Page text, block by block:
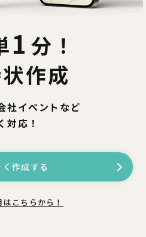
1分！
作成
社イベントなど
対応！
く作成する
こちらから！